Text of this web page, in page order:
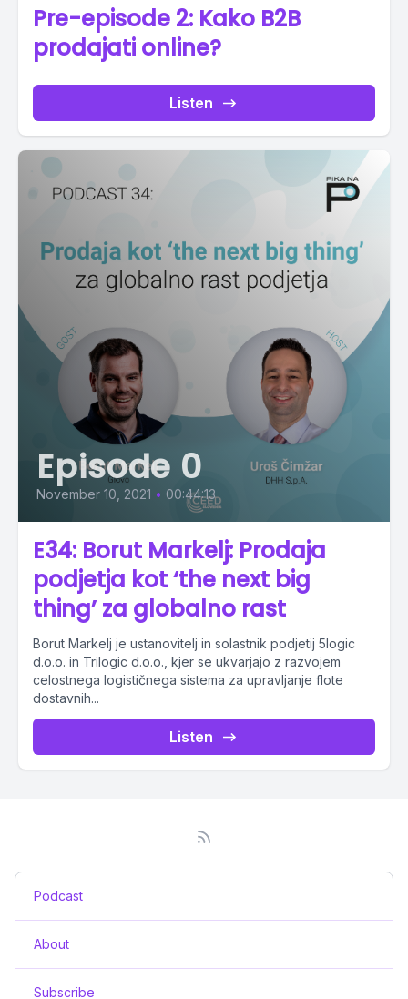
Pre-episode 2: Kako B2B
prodajati online?
Listen
Episode 0
November 10, 2021 • 00:44:13
E34: Borut Markelj: Prodaja
podjetja kot ‘the next big
thing’ za globalno rast
Borut Markelj je ustanovitelj in solastnik podjetij 5logic
d.o.o. in Trilogic d.o.o., kjer se ukvarjajo z razvojem
celostnega logističnega sistema za upravljanje flote
dostavnih...
Listen
Podcast
About
Subscribe